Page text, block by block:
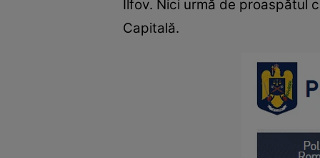
Ilfov. Nici urmă de proaspătul
Capitală.